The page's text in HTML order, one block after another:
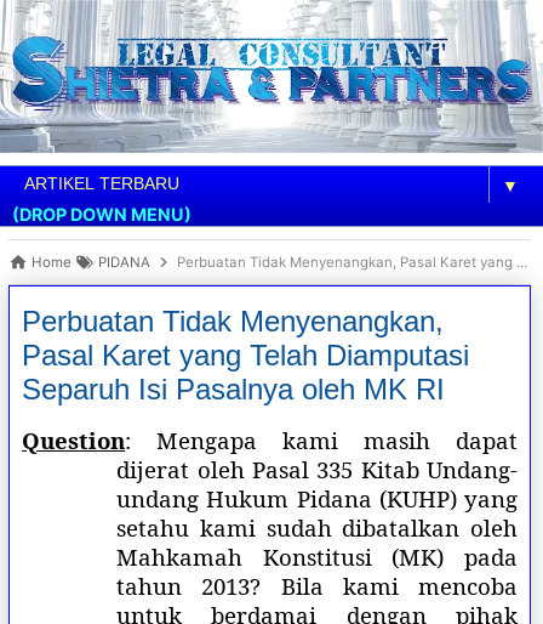
▼
(DROP DOWN MENU)
Home PIDANA Perbuatan Tidak Menyenangkan, Pasal Karet yang Telah Diamputasi Separuh Isi Pasalnya oleh MK RI
Perbuatan Tidak Menyenangkan,
Pasal Karet yang Telah Diamputasi
Separuh Isi Pasalnya oleh MK RI
Question: Mengapa kami masih dapat
dijerat oleh Pasal 335 Kitab Undang-
undang Hukum Pidana (KUHP) yang
setahu kami sudah dibatalkan oleh
Mahkamah Konstitusi (MK) pada
tahun 2013? Bila kami mencoba
untuk berdamai dengan pihak